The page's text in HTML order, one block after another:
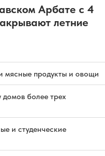
Арбате с 4
летние
мясные продукты и овощи
более трех
и студенческие